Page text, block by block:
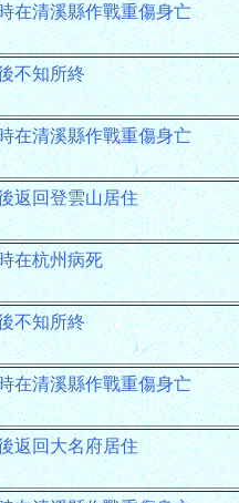
在清溪縣作戰重傷身亡
不知所終
在清溪縣作戰重傷身亡
返回登雲山居住
在杭州病死
不知所終
在清溪縣作戰重傷身亡
返回大名府居住